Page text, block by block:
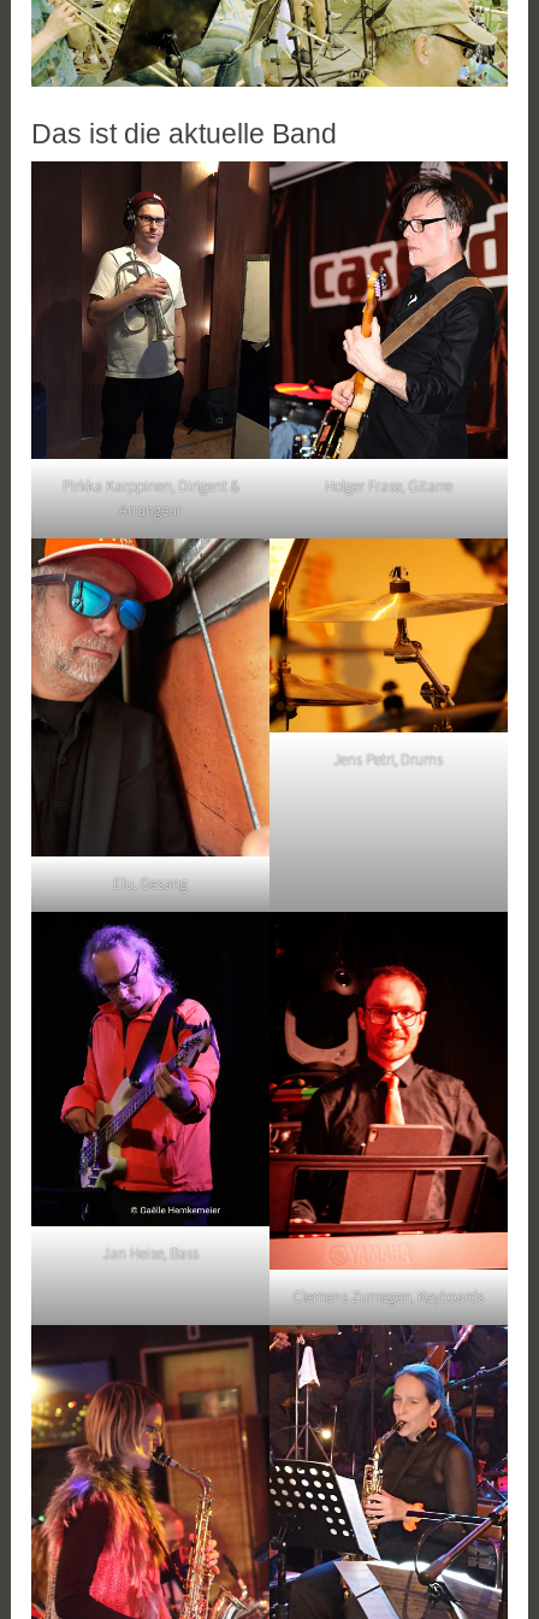
Das ist die aktuelle Band
Pirkka Karppinen, Dirigent &
Arrangeur
Holger Frase, Gitarre
Elu, Gesang
Jens Petri, Drums
Jan Heise, Bass
Clemens Zumegen, Keyboards